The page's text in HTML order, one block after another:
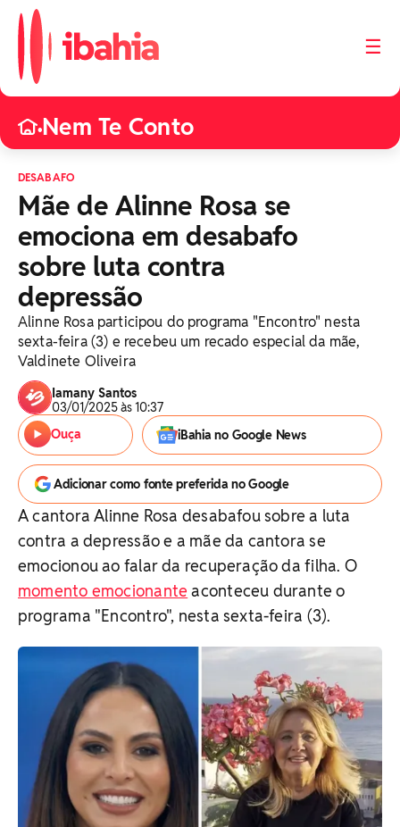
☰
•Nem Te Conto
DESABAFO
Mãe de Alinne Rosa se
emociona em desabafo
sobre luta contra
depressão
Alinne Rosa participou do programa "Encontro" nesta
sexta-feira (3) e recebeu um recado especial da mãe,
Valdinete Oliveira
Iamany Santos
03/01/2025 às 10:37
Ouça
iBahia no Google News
Adicionar como fonte preferida no Google
A cantora Alinne Rosa desabafou sobre a luta
contra a depressão e a mãe da cantora se
emocionou ao falar da recuperação da filha. O
momento emocionante aconteceu durante o
programa "Encontro", nesta sexta-feira (3).